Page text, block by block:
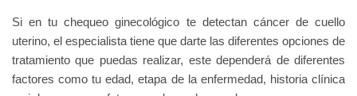
Si en tu chequeo ginecológico te detectan cáncer de cuello
uterino, el especialista tiene que darte las diferentes opciones de
tratamiento que puedas realizar, este dependerá de diferentes
factores como tu edad, etapa de la enfermedad, historia clínica